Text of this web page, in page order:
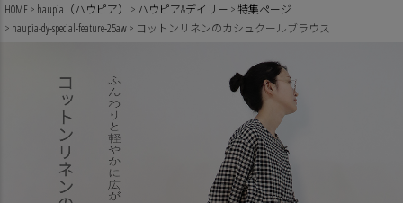
HOME haupia（ハウピア） ハウピア&デイリー
特集ページ
haupia-dy-special-feature-25aw
コットンリネンのカシュクールブラウス